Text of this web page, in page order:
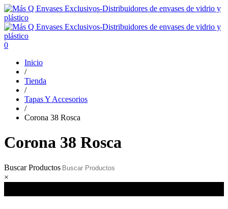
0
Inicio
/
Tienda
/
Tapas Y Accesorios
/
Corona 38 Rosca
Corona 38 Rosca
Buscar Productos
×